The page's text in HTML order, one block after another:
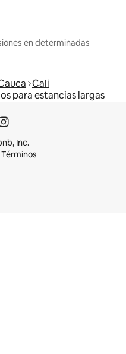
en determinadas
Cali
para estancias largas
Inc.
Términos